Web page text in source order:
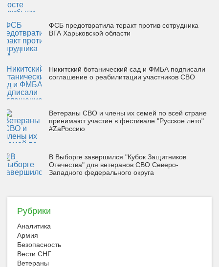
ФСБ предотвратила теракт против сотрудника
ВГА Харьковской области
Никитский ботанический сад и ФМБА подписали
соглашение о реабилитации участников СВО
Ветераны СВО и члены их семей по всей стране
принимают участие в фестивале "Русское лето"
#ZaРоссию
В Выборге завершился "Кубок Защитников
Отечества" для ветеранов СВО Северо-
Западного федерального округа
Рубрики
Аналитика
Армия
Безопасность
Вести СНГ
Ветераны